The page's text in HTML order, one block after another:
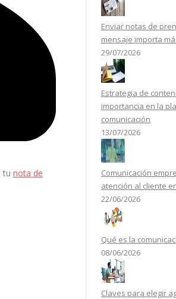
tu nota de
Enviar notas de
mensaje importa
29/07/2026
Estrategia de
importancia en la
comunicación
13/07/2026
Comunicación
atención al cliente
22/06/2026
Qué es la
08/06/2026
Claves para elegir